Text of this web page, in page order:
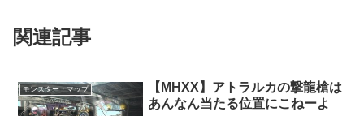
関連記事
モンスター・マップ
【MHXX】アトラルカの撃龍槍は
あんなん当たる位置にこねーよ